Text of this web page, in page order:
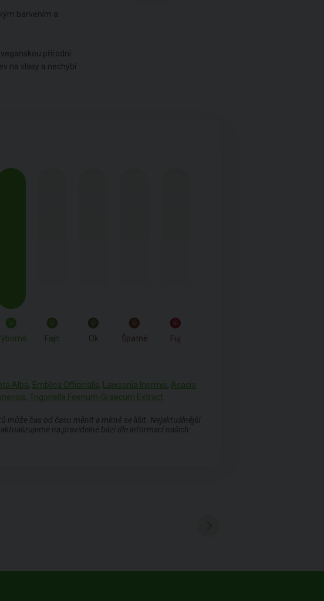
barvením a
přírodní
na vlasy a nechybí
Fajn Ok Špatné Fuj
Alba, Emblica Officinalis, Lawsonia Inermis, Acacia
, Trigonella Foenum-Graecum Extract
může čas od času měnit a mírně se lišit. Nejaktuálnější
na pravidelné bázi dle informací našich